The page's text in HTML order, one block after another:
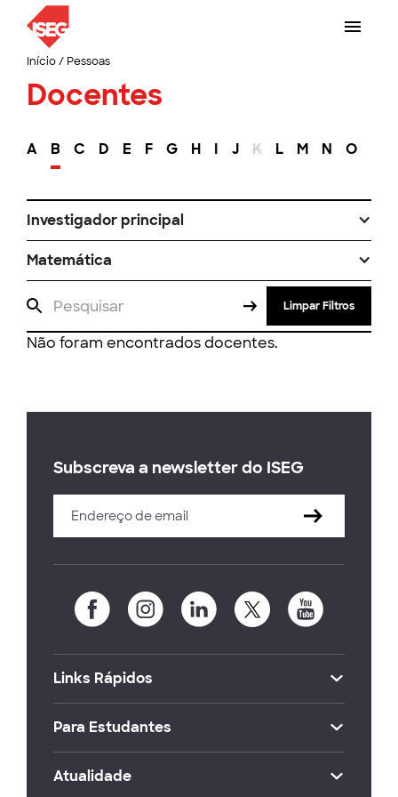
Início/ Pessoas
Docentes
A B C D E F G H I J K L M N O
Investigador principal
Matemática
Limpar Filtros
Não foram encontrados docentes.
Subscreva a newsletter do ISEG
Links Rápidos
Para Estudantes
Atualidade